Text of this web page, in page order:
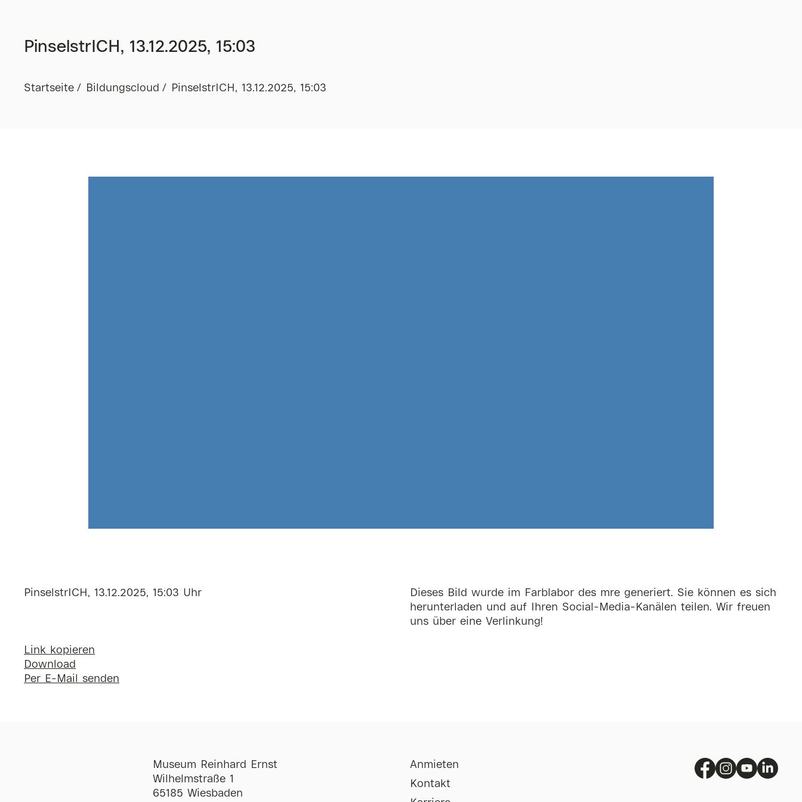
PinselstrICH, 13.12.2025, 15:03
Startseite Bildungscloud PinselstrICH, 13.12.2025, 15:03
PinselstrICH, 13.12.2025, 15:03 Uhr
Link kopieren
Download
Per E-Mail senden
Dieses Bild wurde im Farblabor des mre generiert. Sie können es sich
herunterladen und auf Ihren Social-Media-Kanälen teilen. Wir freuen
uns über eine Verlinkung!
Museum Reinhard Ernst
Wilhelmstraße 1
65185 Wiesbaden
Anmieten
Kontakt